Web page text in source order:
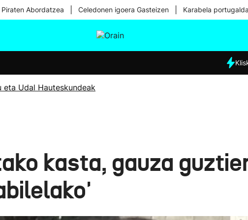
Abordatzea Celedonen igoera Gasteizen Karabela
Eguraldia
eta Udal Hauteskundeak
kasta, gauza